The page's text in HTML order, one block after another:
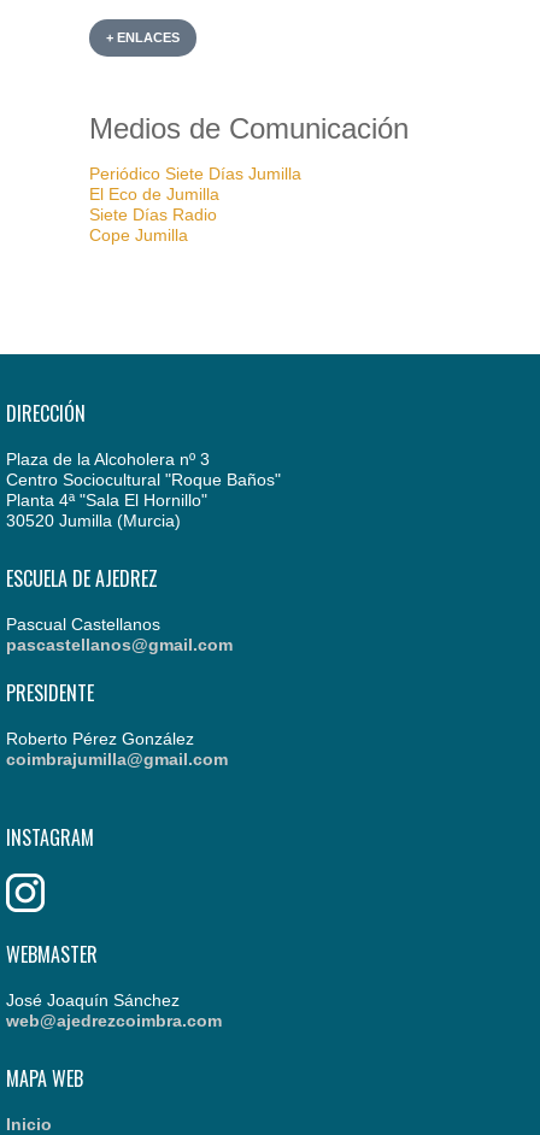
+ ENLACES
Medios de Comunicación
Periódico Siete Días Jumilla
El Eco de Jumilla
Siete Días Radio
Cope Jumilla
DIRECCIÓN
Plaza de la Alcoholera nº 3
Centro Sociocultural "Roque Baños"
Planta 4ª "Sala El Hornillo"
30520 Jumilla (Murcia)
ESCUELA DE AJEDREZ
Pascual Castellanos
pascastellanos@gmail.com
PRESIDENTE
Roberto Pérez González
coimbrajumilla@gmail.com
INSTAGRAM
WEBMASTER
José Joaquín Sánchez
web@ajedrezcoimbra.com
MAPA WEB
Inicio